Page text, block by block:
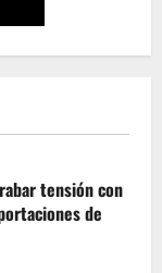
tensión con
de